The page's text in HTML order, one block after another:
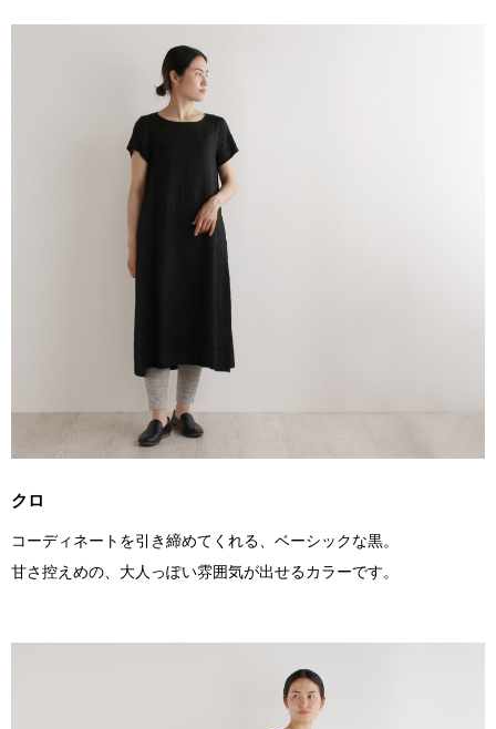
クロ
コーディネートを引き締めてくれる、ベーシックな黒。
甘さ控えめの、大人っぽい雰囲気が出せるカラーです。